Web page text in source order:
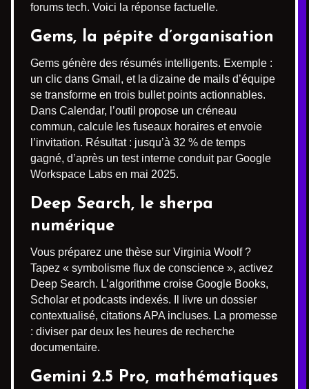
forums tech. Voici la réponse factuelle.
Gems, la pépite d’organisation
Gems génère des résumés intelligents. Exemple :
un clic dans Gmail, et la dizaine de mails d’équipe
se transforme en trois bullet points actionnables.
Dans Calendar, l’outil propose un créneau
commun, calcule les fuseaux horaires et envoie
l’invitation. Résultat : jusqu’à 32 % de temps
gagné, d’après un test interne conduit par Google
Workspace Labs en mai 2025.
Deep Search, le sherpa
numérique
Vous préparez une thèse sur Virginia Woolf ?
Tapez « symbolisme flux de conscience », activez
Deep Search. L’algorithme croise Google Books,
Scholar et podcasts indexés. Il livre un dossier
contextualisé, citations APA incluses. La promesse
: diviser par deux les heures de recherche
documentaire.
Gemini 2.5 Pro, mathématiques